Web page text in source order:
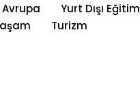
Avrupa
Yurt Dışı Eğitim
Turizm